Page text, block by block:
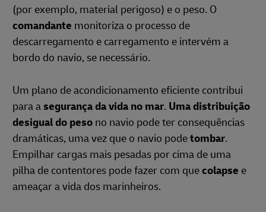
(por exemplo, material perigoso) e o peso. O
comandante monitoriza o processo de
descarregamento e carregamento e intervém a
bordo do navio, se necessário.
Um plano de acondicionamento eficiente contribui
para asegurança da vida no mar. Uma distribuição
desigual do peso no navio pode ter consequências
dramáticas, uma vez que o navio podetombar.
Empilhar cargas mais pesadas por cima de uma
pilha de contentores pode fazer com quecolapse e
ameaçar a vida dos marinheiros.